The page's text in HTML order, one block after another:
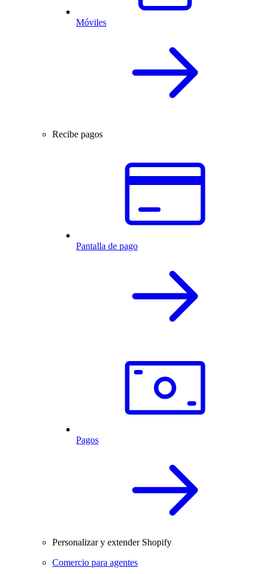
Móviles
Recibe pagos
Pantalla de pago
Pagos
Personalizar y extender Shopify
Comercio para agentes